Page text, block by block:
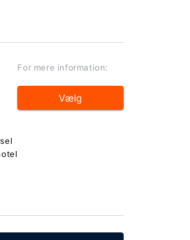
For mere information:
Vælg